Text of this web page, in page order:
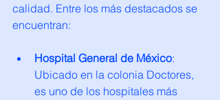
calidad. Entre los más destacados se
encuentran:
Hospital General de México:
Ubicado en la colonia Doctores,
es uno de los hospitales más